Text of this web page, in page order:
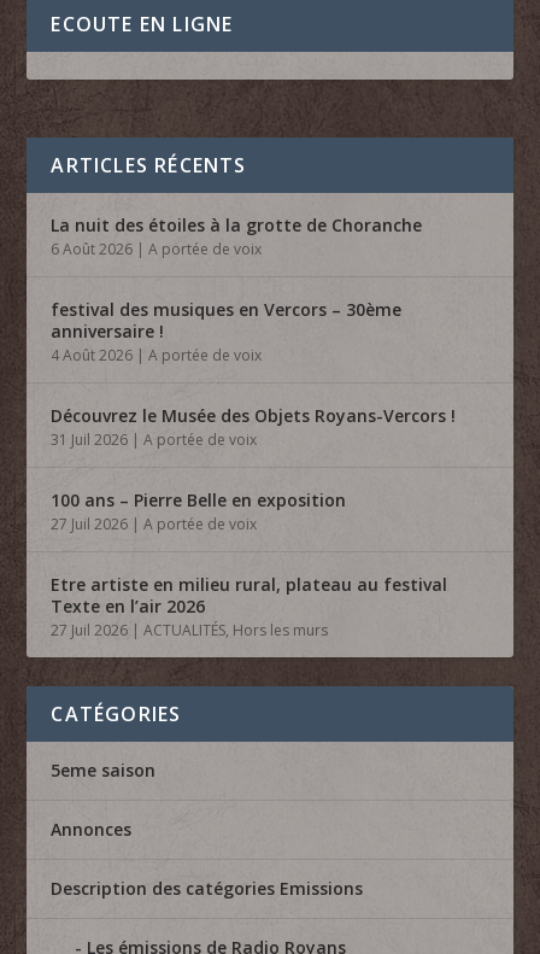
ECOUTE EN LIGNE
ARTICLES RÉCENTS
La nuit des étoiles à la grotte de Choranche
6 Août 2026 |A portée de voix
festival des musiques en Vercors – 30ème
anniversaire !
4 Août 2026 |A portée de voix
Découvrez le Musée des Objets Royans-Vercors !
31 Juil 2026 |A portée de voix
100 ans – Pierre Belle en exposition
27 Juil 2026 |A portée de voix
Etre artiste en milieu rural, plateau au festival
Texte en l’air 2026
27 Juil 2026 |ACTUALITÉS, Hors les murs
CATÉGORIES
5eme saison
Annonces
Description des catégories Emissions
Les émissions de Radio Royans